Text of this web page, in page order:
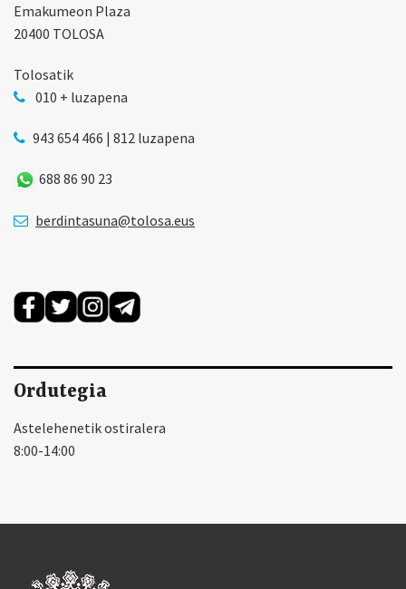
Emakumeon Plaza
20400 TOLOSA
Tolosatik
010 + luzapena
943 654 466 | 812 luzapena
688 86 90 23
berdintasuna@tolosa.eus
Ordutegia
Astelehenetik ostiralera
8:00-14:00